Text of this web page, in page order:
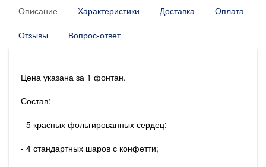
Описание Характеристики Доставка Оплата
Отзывы Вопрос-ответ
Цена указана за 1 фонтан.
Состав:
- 5 красных фольгированных сердец;
- 4 стандартных шаров с конфетти;